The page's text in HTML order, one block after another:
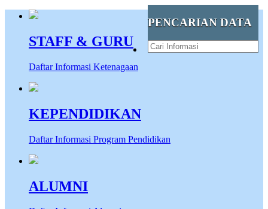
PENCARIAN DATA
STAFF & GURU
Daftar Informasi Ketenagaan
KEPENDIDIKAN
Daftar Informasi Program Pendidikan
ALUMNI